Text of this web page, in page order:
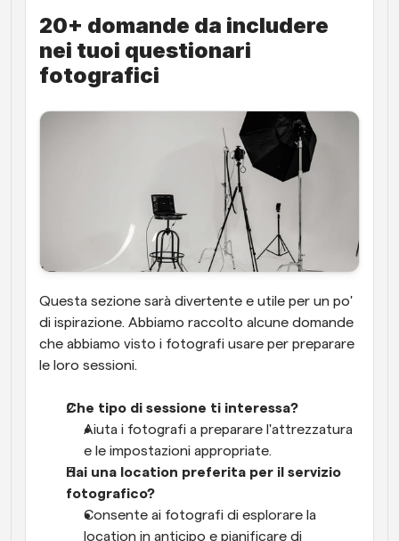
20+ domande da includere
nei tuoi questionari
fotografici
Questa sezione sarà divertente e utile per un po'
di ispirazione. Abbiamo raccolto alcune domande
che abbiamo visto i fotografi usare per preparare
le loro sessioni.
Che tipo di sessione ti interessa?
Aiuta i fotografi a preparare l'attrezzatura
e le impostazioni appropriate.
Hai una location preferita per il servizio
fotografico?
Consente ai fotografi di esplorare la
location in anticipo e pianificare di